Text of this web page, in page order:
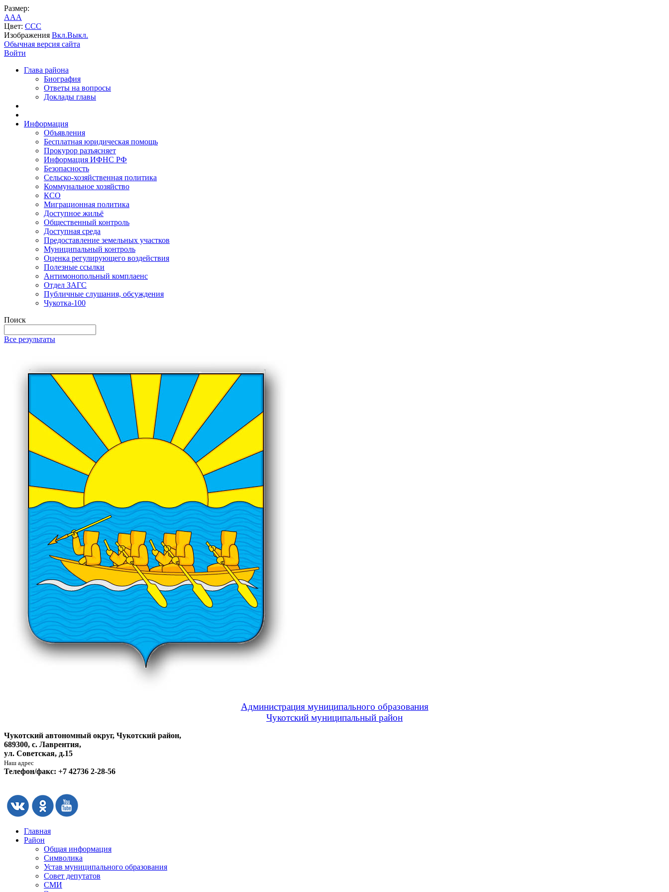
Размер:
AAA
Цвет: CCC
Изображения Вкл.Выкл.
Обычная версия сайта
Войти
Глава района
Биография
Ответы на вопросы
Доклады главы
Информация
Объявления
Бесплатная юридическая помощь
Прокурор разъясняет
Информация ИФНС РФ
Безопасность
Сельско-хозяйственная политика
Коммунальное хозяйство
КСО
Миграционная политика
Доступное жильё
Общественный контроль
Доступная среда
Предоставление земельных участков
Муниципальный контроль
Оценка регулирующего воздействия
Полезные ссылки
Антимонопольный комплаенс
Отдел ЗАГС
Публичные слушания, обсуждения
Чукотка-100
Поиск
Все результаты
Администрация муниципального образования
Чукотский муниципальный район
Чукотский автономный округ, Чукотский район,
689300, с. Лаврентия,
ул. Советская, д.15
Наш адрес
Телефон/факс: +7 42736 2-28-56
Главная
Район
Общая информация
Символика
Устав муниципального образования
Совет депутатов
СМИ